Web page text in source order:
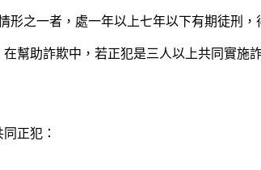
形之一者，處一年以上七年以下有期徒刑
幫助詐欺中，若正犯是三人以上共同實施
正犯：